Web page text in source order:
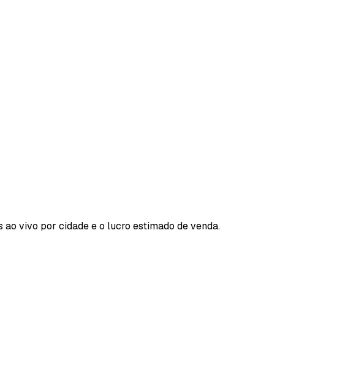
vivo por cidade e o lucro estimado de venda.